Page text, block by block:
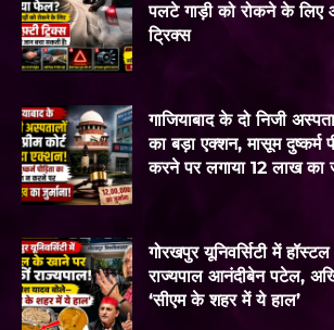
पलटे गाड़ी को रोकने के लिए
ट्रिक्स
गाजियाबाद के दो निजी
का बड़ा एक्शन, मासूम दुष्कर्म
करने पर लगाया 12 लाख का
गोरखपुर यूनिवर्सिटी में
राज्यपाल आनंदीबेन पटेल,
‘सीएम के शहर में ये हाल’